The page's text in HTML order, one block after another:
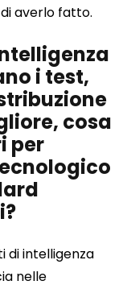
averlo fatto.
i test,
cosa
per
di intelligenza
nelle